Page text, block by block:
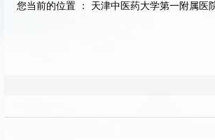
您当前的位置 ： 天津中医药大学第一附属医